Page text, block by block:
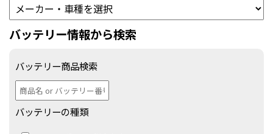
バッテリー情報から検索
バッテリー商品検索
バッテリーの種類